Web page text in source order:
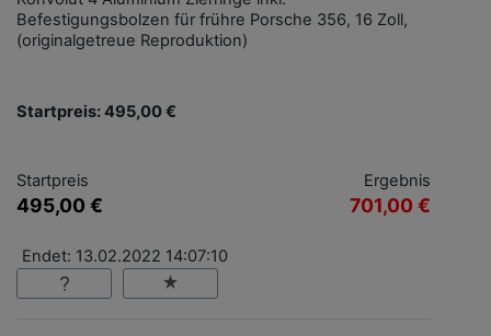
Befestigungsbolzen für frühre Porsche 356, 16 Zoll,
(originalgetreue Reproduktion)
Startpreis: 495,00 €
Startpreis
495,00 €
Ergebnis
701,00 €
Endet: 13.02.2022 14:07:10